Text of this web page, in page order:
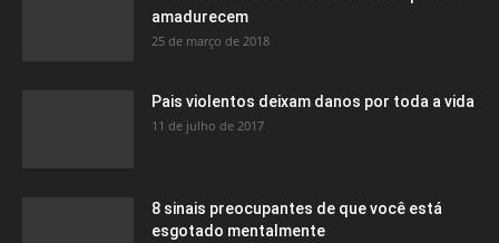
amadurecem
25 de março de 2018
Pais violentos deixam danos por toda a vida
11 de julho de 2017
8 sinais preocupantes de que você está
esgotado mentalmente